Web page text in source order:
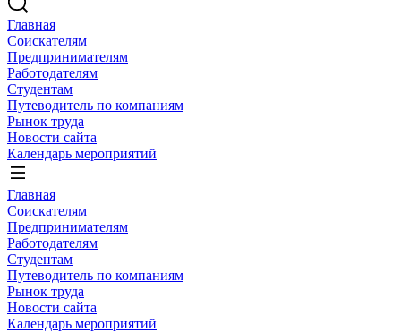
Главная
Соискателям
Предпринимателям
Работодателям
Студентам
Путеводитель по компаниям
Рынок труда
Новости сайта
Календарь мероприятий
Главная
Соискателям
Предпринимателям
Работодателям
Студентам
Путеводитель по компаниям
Рынок труда
Новости сайта
Календарь мероприятий